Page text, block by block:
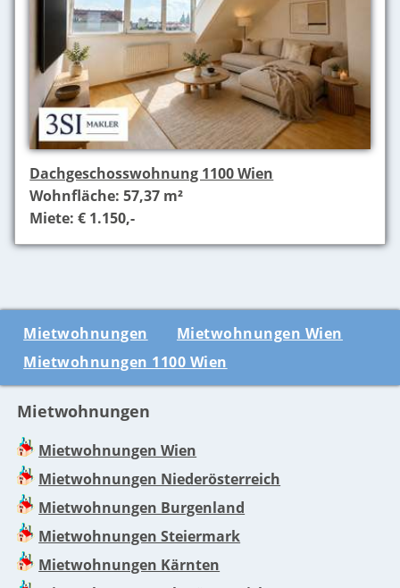
Dachgeschosswohnung 1100 Wien
Wohnfläche: 57,37 m²
Miete: € 1.150,-
Mietwohnungen
Mietwohnungen Wien
Mietwohnungen 1100 Wien
Mietwohnungen
Mietwohnungen Wien
Mietwohnungen Niederösterreich
Mietwohnungen Burgenland
Mietwohnungen Steiermark
Mietwohnungen Kärnten